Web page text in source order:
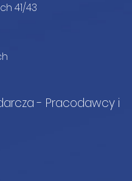
41/43
- Pracodawcy i